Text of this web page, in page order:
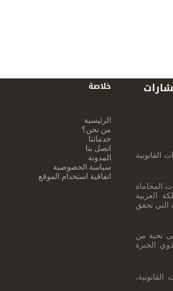
القانونية
المحاماة
العربية
‏التي تحقق
نخبة ‏من
الخبرة
خلاصة
الرئيسية
من نحن؟
خدماتنا
اتصل بنا
المدونة
سياسة الخصوصية
اتفاقية استخدام الموقع